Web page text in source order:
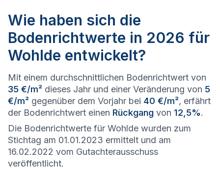
Wie haben sich die
Bodenrichtwerte in 2026 für
Wohlde entwickelt?
Mit einem durchschnittlichen Bodenrichtwert von
35 €/m² dieses Jahr und einer Veränderung von 5
€/m² gegenüber dem Vorjahr bei 40 €/m², erfährt
der Bodenrichtwert einen Rückgang von 12,5%.
Die Bodenrichtwerte für Wohlde wurden zum
Stichtag am 01.01.2023 ermittelt und am
16.02.2022 vom Gutachterausschuss
veröffentlicht.